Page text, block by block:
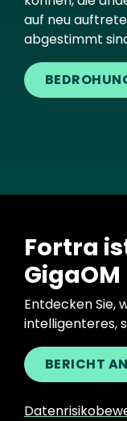
auf neu
abgestimmt
Fortra
GigaOM
Entdecken Sie,
intelligenteres,
BERICHT